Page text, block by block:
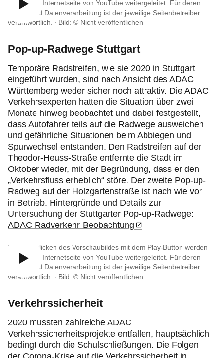
Sie auf die Internetseite von YouTube weitergeleitet. Für deren
Inhalte und Datenverarbeitung ist der jeweilige Seitenbetreiber
verantwortlich. ∙ Bild: © Nicht veröffentlichen
Pop-up-Radwege Stuttgart
Temporäre Radstreifen, wie sie 2020 in Stuttgart
eingeführt wurden, sind nach Ansicht des ADAC
Württemberg weder sicher noch attraktiv. Die ADAC
Verkehrsexperten hatten die Situation über zwei
Monate hinweg beobachtet und dabei festgestellt,
dass Autofahrer teils auf die Radwege ausweichen
und gefährliche Situationen beim Abbiegen und
Spurwechsel entstanden. Den Radstreifen auf der
Theodor-Heuss-Straße entfernte die Stadt im
Oktober wieder, mit der Begründung, dass er den
„Verkehrsfluss erheblich“ störe. Der zweite Pop-up-
Radweg auf der Holzgartenstraße ist nach wie vor
in Betrieb. Hintergründe und Details zur
Untersuchung der Stuttgarter Pop-up-Radwege:
ADAC Radverkehr-Beobachtung
Durch Anklicken des Vorschaubildes mit dem Play-Button werden
Sie auf die Internetseite von YouTube weitergeleitet. Für deren
Inhalte und Datenverarbeitung ist der jeweilige Seitenbetreiber
verantwortlich. ∙ Bild: © Nicht veröffentlichen
Verkehrssicherheit
2020 mussten zahlreiche ADAC
Verkehrssicherheitsprojekte entfallen, hauptsächlich
bedingt durch die Schulschließungen. Die Folgen
der Corona-Krise auf die Verkehrssicherheit in